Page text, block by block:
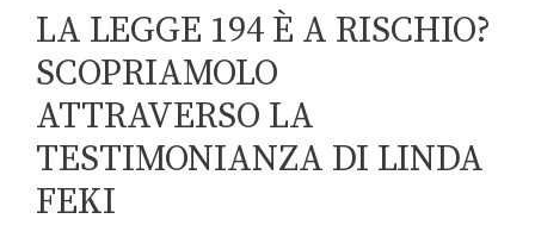
LA LEGGE 194 È A RISCHIO?
SCOPRIAMOLO
ATTRAVERSO LA
TESTIMONIANZA DI LINDA
FEKI